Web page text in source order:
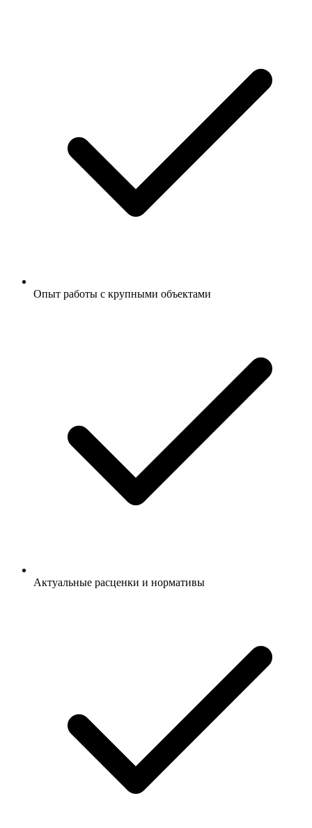
Опыт работы с крупными объектами
Актуальные расценки и нормативы